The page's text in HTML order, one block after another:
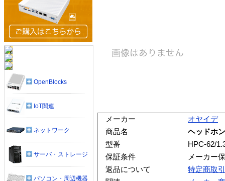
メーカー
オヤイデ
商品名
ヘッドホ
型番
HPC-62/
保証条件
メーカー
返品について
特定商取
OpenBlocks
IoT関連
ネットワーク
サーバ・ストレージ
パソコン・周辺機器